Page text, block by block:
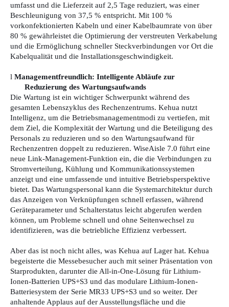
umfasst und die Lieferzeit auf 2,5 Tage reduziert, was einer
Beschleunigung von 37,5 % entspricht. Mit 100 %
vorkonfektionierten Kabeln und einer Kabelbaumrate von über
80 % gewährleistet die Optimierung der verstreuten Verkabelung
und die Ermöglichung schneller Steckverbindungen vor Ort die
Kabelqualität und die Installationsgeschwindigkeit.
l Managementfreundlich: Intelligente Abläufe zur
Reduzierung des Wartungsaufwands
Die Wartung ist ein wichtiger Schwerpunkt während des
gesamten Lebenszyklus des Rechenzentrums. Kehua nutzt
Intelligenz, um die Betriebsmanagementmodi zu vertiefen, mit
dem Ziel, die Komplexität der Wartung und die Beteiligung des
Personals zu reduzieren und so den Wartungsaufwand für
Rechenzentren doppelt zu reduzieren. WiseAisle 7.0 führt eine
neue Link-Management-Funktion ein, die die Verbindungen zu
Stromverteilung, Kühlung und Kommunikationssystemen
anzeigt und eine umfassende und intuitive Betriebsperspektive
bietet. Das Wartungspersonal kann die Systemarchitektur durch
das Anzeigen von Verknüpfungen schnell erfassen, während
Geräteparameter und Schalterstatus leicht abgerufen werden
können, um Probleme schnell und ohne Seitenwechsel zu
identifizieren, was die betriebliche Effizienz verbessert.
Aber das ist noch nicht alles, was Kehua auf Lager hat. Kehua
begeisterte die Messebesucher auch mit seiner Präsentation von
Starprodukten, darunter die All-in-One-Lösung für Lithium-
Ionen-Batterien UPS+S3 und das modulare Lithium-Ionen-
Batteriesystem der Serie MR33 UPS+S3 und so weiter. Der
anhaltende Applaus auf der Ausstellungsfläche und die